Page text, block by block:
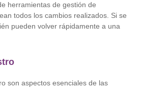
herramientas de gestión de
todos los cambios realizados. Si se
pueden volver rápidamente a una
son aspectos esenciales de las